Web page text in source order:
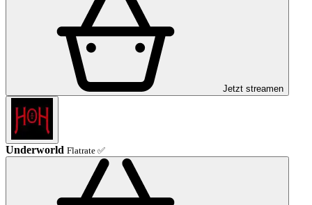
Jetzt streamen
Underworld Flatrate ✅